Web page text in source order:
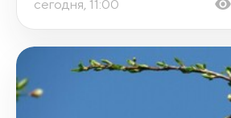
сегодня, 11:00